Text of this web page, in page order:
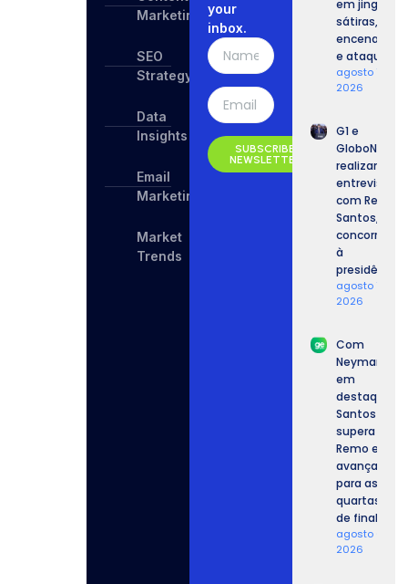
Marketing
SEO
Strategy
Data
Insights
Email
Marketing
Market
Trends
your
inbox.
SUBSCRIBE
NEWSLETTER
em jingles,
sátiras,
encenações
e ataques.
agosto 7,
2026
G1 e
GloboNews
realizam
entrevista
com Renan
Santos,
concorrente
à
presidência.
agosto 7,
2026
Com
Neymar
em
destaque,
Santos
supera o
Remo e
avança
para as
quartas
de final.
agosto 6,
2026